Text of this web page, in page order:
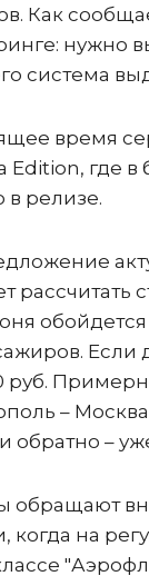
Как
нужно
система
время
Edition, где
в релизе.
обойдется
Если
руб.
–
обратно –
обращают
когда на